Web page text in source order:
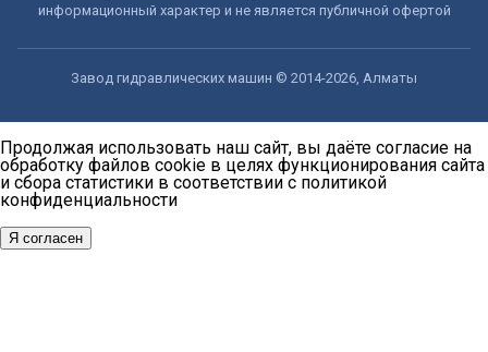
информационный характер и не является публичной офертой
Завод гидравлических машин © 2014-2026, Алматы
Продолжая использовать наш сайт, вы даёте согласие на
обработку файлов cookie в целях функционирования сайта
и сбора статистики в соответствии с политикой
конфиденциальности
Я согласен